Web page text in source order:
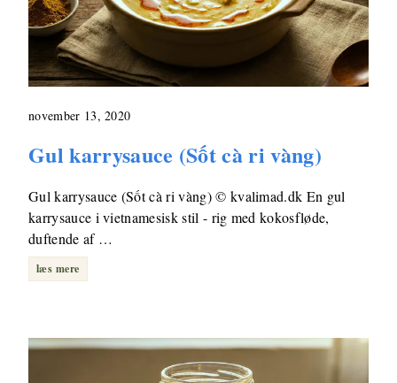
november 13, 2020
Gul karrysauce (Sốt cà ri vàng)
Gul karrysauce (Sốt cà ri vàng) © kvalimad.dk En gul
karrysauce i vietnamesisk stil - rig med kokosfløde,
duftende af …
læs mere